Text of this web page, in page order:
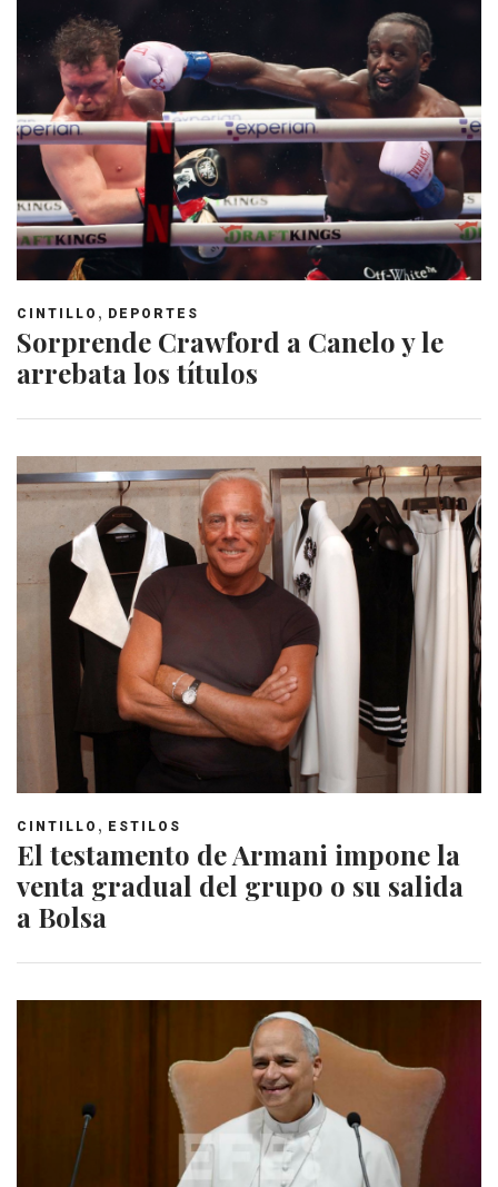
CINTILLO , DEPORTES
Sorprende Crawford a Canelo y le
arrebata los títulos
CINTILLO , ESTILOS
El testamento de Armani impone la
venta gradual del grupo o su salida
a Bolsa